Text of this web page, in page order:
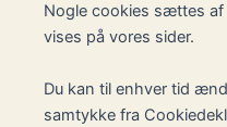
Nogle cookies sættes
vises på vores sider.
Du kan til enhver tid
samtykke fra